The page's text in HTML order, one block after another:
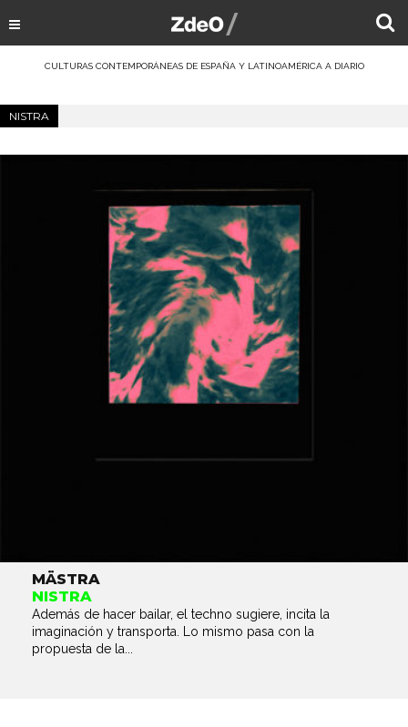
CULTURAS CONTEMPORÁNEAS DE ESPAÑA Y LATINOAMÉRICA A DIARIO
NISTRA
MÄSTRA
NISTRA
Además de hacer bailar, el techno sugiere, incita la
imaginación y transporta. Lo mismo pasa con la
propuesta de la...